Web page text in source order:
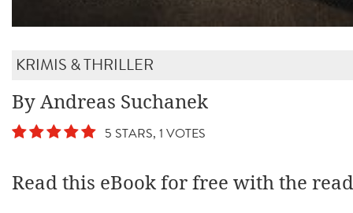
KRIMIS & THRILLER
By Andreas Suchanek
5 STARS, 1 VOTES
Read this eBook for free with the